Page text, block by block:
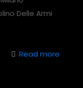
Delle Armi
Read more